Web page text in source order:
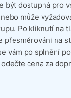
být dostupná pro
může
Po kliknutí na
přesměrováni na
vám po splnění
cena za